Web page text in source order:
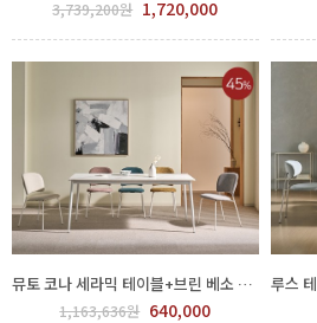
3,739,200원 1,720,000
뮤토 코나 세라믹 테이블+브린 베소 체어 6인 식탁세트 (색상선택) GPP 450-53-4,5
1,163,636원 640,000